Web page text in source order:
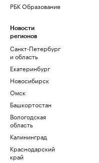
РБК Образование
Новости
регионов
Санкт-Петербург
и область
Екатеринбург
Новосибирск
Омск
Башкортостан
Вологодская
область
Калининград
Краснодарский
край